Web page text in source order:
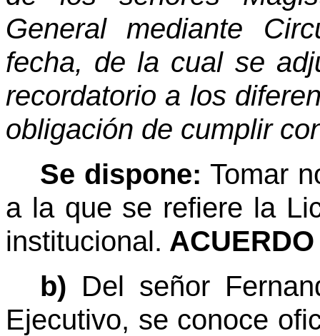
General mediante
fecha, de la cual se
recordatorio a los
obligación de cumplir
Se dispone:Tomar
a la que se refiere la
institucional.
b) Del señor
Ejecutivo, se conoce